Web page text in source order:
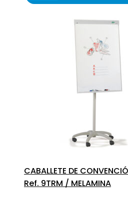
CABALLETE DE
Ref. 9TRM / MELAMINA